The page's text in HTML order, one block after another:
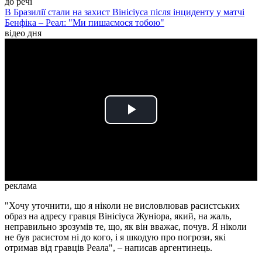
В Бразилії стали на захист Вінісіуса після інциденту у матчі
Бенфіка – Реал: "Ми пишаємося тобою"
відео дня
Play
реклама
"Хочу уточнити, що я ніколи не висловлював расистських
образ на адресу гравця Вінісіуса Жуніора, який, на жаль,
неправильно зрозумів те, що, як він вважає, почув. Я ніколи
не був расистом ні до кого, і я шкодую про погрози, які
отримав від гравців Реала", – написав аргентинець.